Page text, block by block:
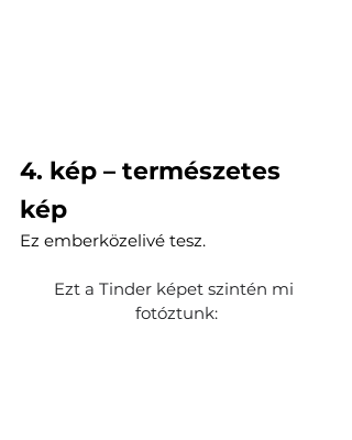
4. kép – természetes
kép
Ez emberközelivé tesz.
Ezt a Tinder képet szintén mi
fotóztunk: